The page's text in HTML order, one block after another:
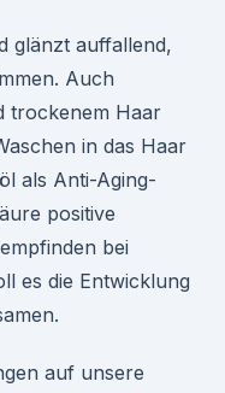
glänzt auffallend,
Auch
trockenem Haar
in das Haar
als Anti-Aging-
positive
bei
es die Entwicklung
auf unsere